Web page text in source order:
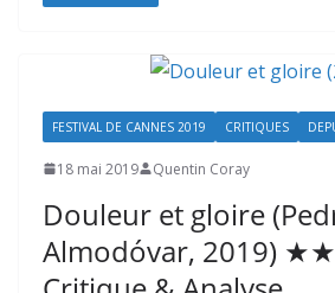
FESTIVAL DE CANNES 2019 CRITIQUES
18 mai 2019 Quentin Coray
Douleur et gloire
Almodóvar, 2019)